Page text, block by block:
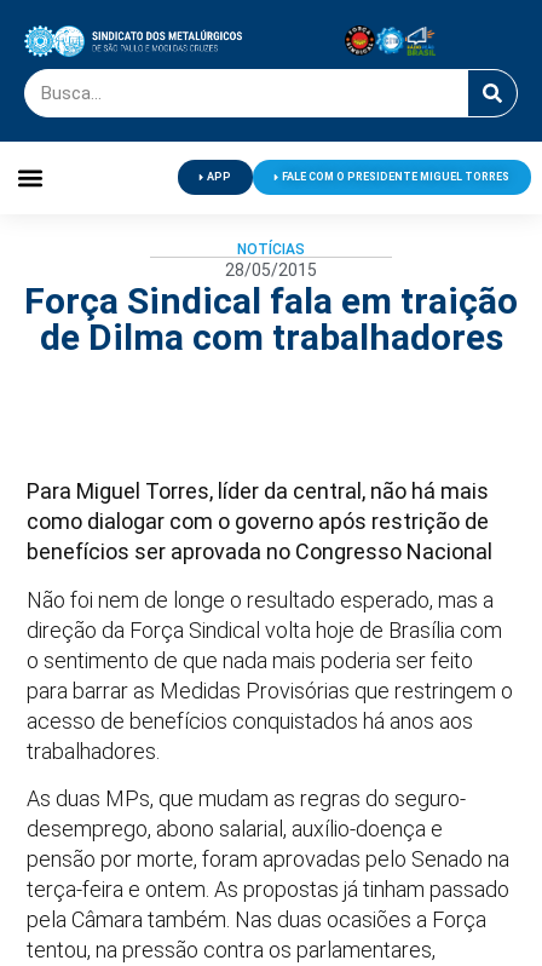
APP FALE COM O PRESIDENTE MIGUEL TORRES
NOTÍCIAS
28/05/2015
Força Sindical fala em traição
de Dilma com trabalhadores
Para Miguel Torres, líder da central, não há mais
como dialogar com o governo após restrição de
benefícios ser aprovada no Congresso Nacional
Não foi nem de longe o resultado esperado, mas a
direção da Força Sindical volta hoje de Brasília com
o sentimento de que nada mais poderia ser feito
para barrar as Medidas Provisórias que restringem o
acesso de benefícios conquistados há anos aos
trabalhadores.
As duas MPs, que mudam as regras do seguro-
desemprego, abono salarial, auxílio-doença e
pensão por morte, foram aprovadas pelo Senado na
terça-feira e ontem. As propostas já tinham passado
pela Câmara também. Nas duas ocasiões a Força
tentou, na pressão contra os parlamentares,